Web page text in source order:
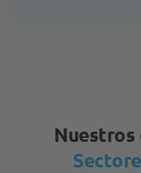
Nuestros